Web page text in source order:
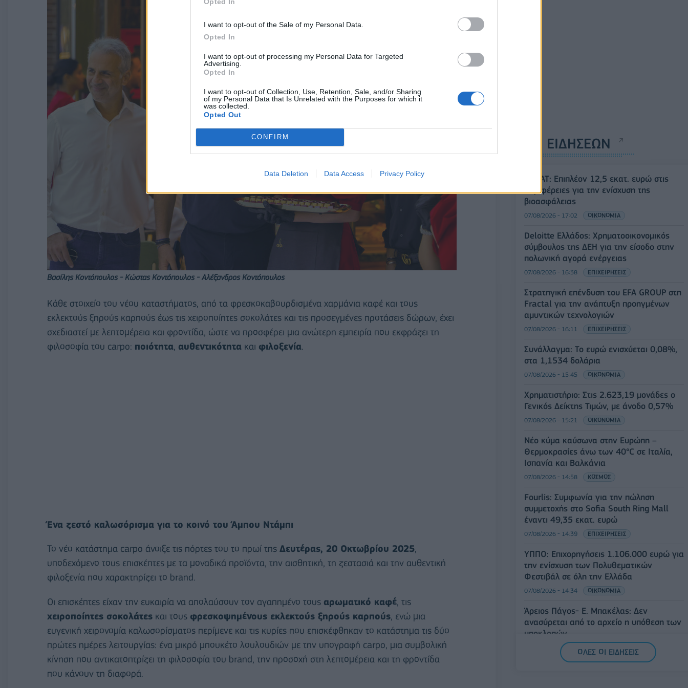
I want to opt-out of the Sale of my Personal Data.
Opted In
I want to opt-out of processing my Personal Data for Targeted
Advertising.
Opted In
I want to opt-out of Collection, Use, Retention, Sale, and/or Sharing
of my Personal Data that Is Unrelated with the Purposes for which it
was collected.
Opted Out
CONFIRM
Data Deletion Data Access Privacy Policy
Βασίλης Κοντόπουλος - Κώστας Κοντόπουλος - Αλέξανδρος Κοντόπουλος
Κάθε στοιχείο του νέου καταστήματος, από τα φρεσκοκαβουρδισμένα χαρμάνια καφέ και τους
εκλεκτούς ξηρούς καρπούς έως τις χειροποίητες σοκολάτες και τις προσεγμένες προτάσεις δώρων, έχει
σχεδιαστεί με λεπτομέρεια και φροντίδα, ώστε να προσφέρει μια ανώτερη εμπειρία που εκφράζει τη
φιλοσοφία του carpo: ποιότητα αυθεντικότητα και φιλοξενία.
Ένα ζεστό καλωσόρισμα για το κοινό του Άμπου Ντάμπι
Το νέο κατάστημα carpo άνοιξε τις πόρτες του το πρωί της Δευτέρας, 20 Οκτωβρίου 2025,
υποδεχόμενο τους επισκέπτες με τα μοναδικά προϊόντα, την αισθητική, τη ζεστασιά και την αυθεντική
φιλoξενία που χαρακτηρίζει το brand.
Οι επισκέπτες είχαν την ευκαιρία να απολαύσουν τον αγαπημένο τους αρωματικό καφέ , τις
χειροποίητες σοκολάτες και τους φρεσκοψημένους εκλεκτούς ξηρούς καρπούς , ενώ μια
ευγενική χειρονομία καλωσορίσματος περίμενε και τις κυρίες που επισκέφθηκαν το κατάστημα τις δύο
πρώτες ημέρες λειτουργίας: ένα μικρό μπουκέτο λουλουδιών με την υπογραφή carpo, μια συμβολική
κίνηση που αντικατοπτρίζει τη φιλοσοφία του brand, την προσοχή στη λεπτομέρεια και τη φροντίδα
που κάνουν τη διαφορά.
ΡΟΗ ΕΙΔΗΣΕΩΝ
ΥΠΑΑΤ: Επιπλέον 12,5 εκατ. ευρώ στις
Περιφέρειες για την ενίσχυση της
βιοασφάλειας
07/08/2026 - 17:02 ΟΙΚΟΝΟΜΙΑ
Deloitte Ελλάδος: Χρηματοοικονομικός
σύμβουλος της ΔΕΗ για την είσοδο στην
πολωνική αγορά ενέργειας
07/08/2026 - 16:38 ΕΠΙΧΕΙΡΗΣΕΙΣ
Στρατηγική επένδυση του EFA GROUP στη
Fractal για την ανάπτυξη προηγμένων
αμυντικών τεχνολογιών
07/08/2026 - 16:11 ΕΠΙΧΕΙΡΗΣΕΙΣ
Συνάλλαγμα: Το ευρώ ενισχύεται 0,08%,
στα 1,1534 δολάρια
07/08/2026 - 15:45 ΟΙΚΟΝΟΜΙΑ
Χρηματιστήριο: Στις 2.623,19 μονάδες ο
Γενικός Δείκτης Τιμών, με άνοδο 0,57%
07/08/2026 - 15:21 ΟΙΚΟΝΟΜΙΑ
Νέο κύμα καύσωνα στην Ευρώπη –
Θερμοκρασίες άνω των 40°C σε Ιταλία,
Ισπανία και Βαλκάνια
07/08/2026 - 14:58 ΚΟΣΜΟΣ
Fourlis: Συμφωνία για την πώληση
συμμετοχής στο Sofia South Ring Mall
έναντι 49,35 εκατ. ευρώ
07/08/2026 - 14:39 ΕΠΙΧΕΙΡΗΣΕΙΣ
ΥΠΠΟ: Επιχορηγήσεις 1.106.000 ευρώ για
την ενίσχυση των Πολυθεματικών
Φεστιβάλ σε όλη την Ελλάδα
07/08/2026 - 14:34 ΟΙΚΟΝΟΜΙΑ
Άρειος Πάγος- Ε. Μπακέλας: Δεν
ανασύρεται από το αρχείο η υπόθεση των
υποκλοπών
07/08/2026 - 14:11 ΕΛΛΑΔΑ
ΟΛΕΣ ΟΙ ΕΙΔΗΣΕΙΣ